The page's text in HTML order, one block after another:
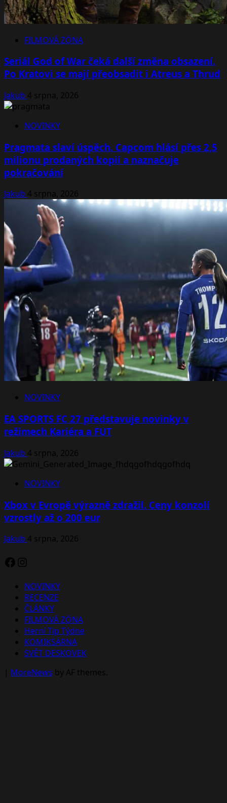
FILMOVÁ ZÓNA
Seriál God of War čeká další změna obsazení.
Po Kratovi se mají přeobsadit i Atreus a Thrud
Jakub 4 srpna, 2026
NOVINKY
Pragmata slaví úspěch. Capcom hlásí přes 2,5
milionu prodaných kopií a naznačuje
pokračování
Jakub 4 srpna, 2026
NOVINKY
EA SPORTS FC 27 představuje novinky v
režimech Kariéra a FUT
Jakub 4 srpna, 2026
NOVINKY
Xbox v Evropě výrazně zdražil. Ceny konzolí
vzrostly až o 200 eur
Jakub 4 srpna, 2026
Facebook
Instagram
NOVINKY
RECENZE
ČLÁNKY
FILMOVÁ ZÓNA
Herní Tip Týdne
KOMIKSÁRNA
SVĚT DESKOVEK
| MoreNews by AF themes.